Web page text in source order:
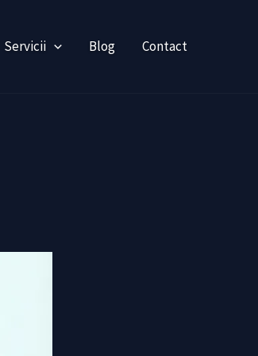
Servicii Blog Contact